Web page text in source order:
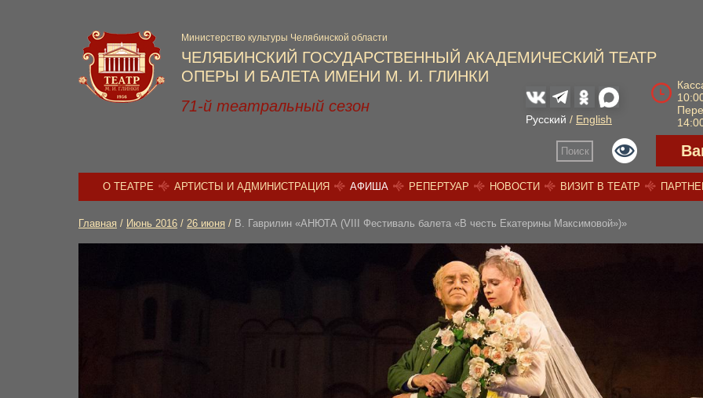
ЧЕЛЯБИНСКИЙ ГОСУДАРСТВЕННЫЙ АКАДЕМИЧЕСКИЙ ТЕАТР
ОПЕРЫ И БАЛЕТА ИМЕНИ М. И. ГЛИНКИ
Министерство культуры Челябинской области
Русский / English
71-й театральный сезон
Поиск
О ТЕАТРЕ АРТИСТЫ И АДМИНИСТРАЦИЯ АФИША РЕПЕРТУАР НОВОСТИ ВИЗИТ В ТЕАТР
Главная / Июнь 2016 / 26 июня / В. Гаврилин «АНЮТА (VIII Фестиваль балета «В честь Екатерины Максимовой»)»